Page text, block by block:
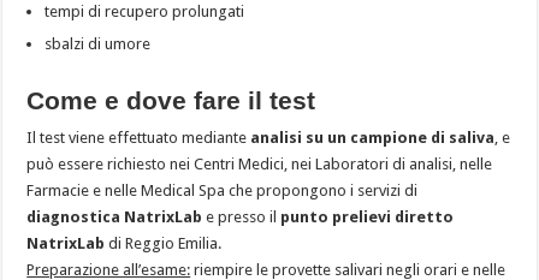
tempi di recupero prolungati
sbalzi di umore
Come e dove fare il test
Il test viene effettuato mediante analisi su un campione di saliva , e
può essere richiesto nei Centri Medici, nei Laboratori di analisi, nelle
Farmacie e nelle Medical Spa che propongono i servizi di
diagnostica NatrixLab e presso il punto prelievi diretto
NatrixLab di Reggio Emilia.
Preparazione all’esame: riempire le provette salivari negli orari e nelle